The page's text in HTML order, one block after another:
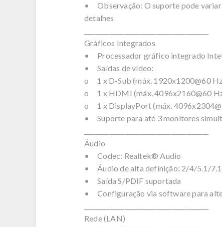
• Observação: O suporte pode variar
detalhes
Gráficos Integrados
• Processador gráfico integrado
• Saídas de vídeo:
o 1 x D-Sub (máx. 1920x1200@60
o 1 x HDMI (máx. 4096x2160@60
o 1 x DisplayPort (máx.
• Suporte para até 3 monitores
Áudio
• Codec: Realtek® Audio
• Áudio de alta definição: 2/4/5.1/7.1
• Saída S/PDIF suportada
• Configuração via software para
Rede (LAN)